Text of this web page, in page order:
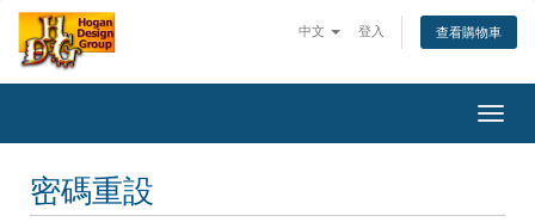
中文 登入 查看購物車
密碼重設